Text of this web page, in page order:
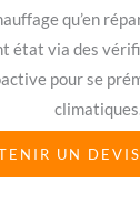
qu’en
état via des
pour se
UN